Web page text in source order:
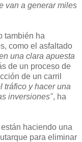
van a generar miles
también ha
como el asfaltado
una clara apuesta
de un proceso de
de un carril
tráfico y hacer una
inversiones", ha
haciendo una
para eliminar